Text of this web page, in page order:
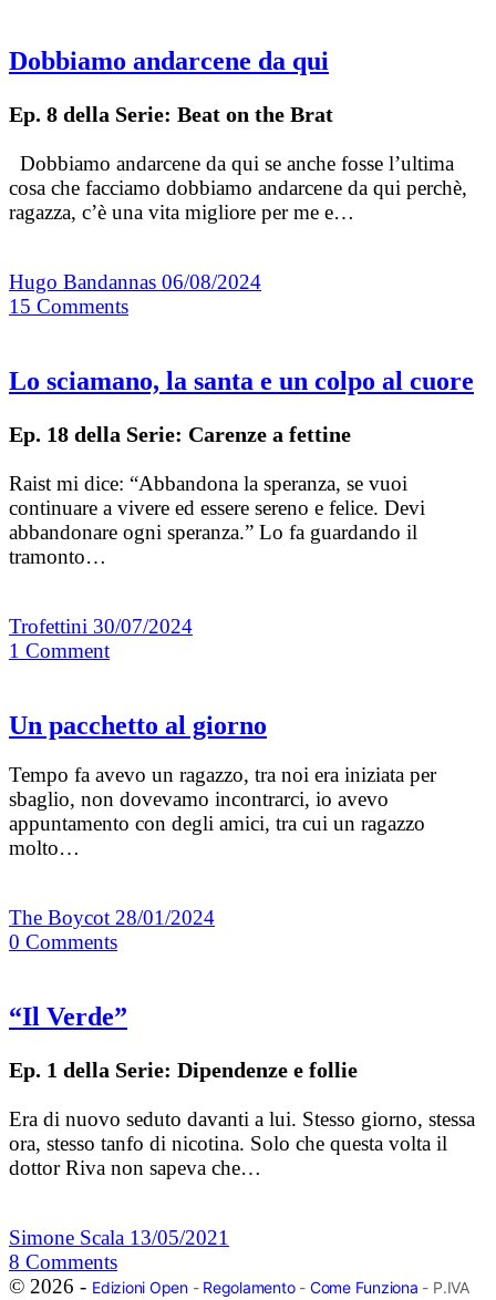
Dobbiamo andarcene da qui
Ep. 8 della Serie: Beat on the Brat
Dobbiamo andarcene da qui se anche fosse l’ultima
cosa che facciamo dobbiamo andarcene da qui perchè,
ragazza, c’è una vita migliore per me e…
Hugo Bandannas 06/08/2024
15 Comments
Lo sciamano, la santa e un colpo al cuore
Ep. 18 della Serie: Carenze a fettine
Raist mi dice: “Abbandona la speranza, se vuoi
continuare a vivere ed essere sereno e felice. Devi
abbandonare ogni speranza.” Lo fa guardando il
tramonto…
Trofettini 30/07/2024
1 Comment
Un pacchetto al giorno
Tempo fa avevo un ragazzo, tra noi era iniziata per
sbaglio, non dovevamo incontrarci, io avevo
appuntamento con degli amici, tra cui un ragazzo
molto…
The Boycot 28/01/2024
0 Comments
“Il Verde”
Ep. 1 della Serie: Dipendenze e follie
Era di nuovo seduto davanti a lui. Stesso giorno, stessa
ora, stesso tanfo di nicotina. Solo che questa volta il
dottor Riva non sapeva che…
Simone Scala 13/05/2021
8 Comments
© 2026 - Edizioni Open- Regolamento- Come Funziona - P.IVA